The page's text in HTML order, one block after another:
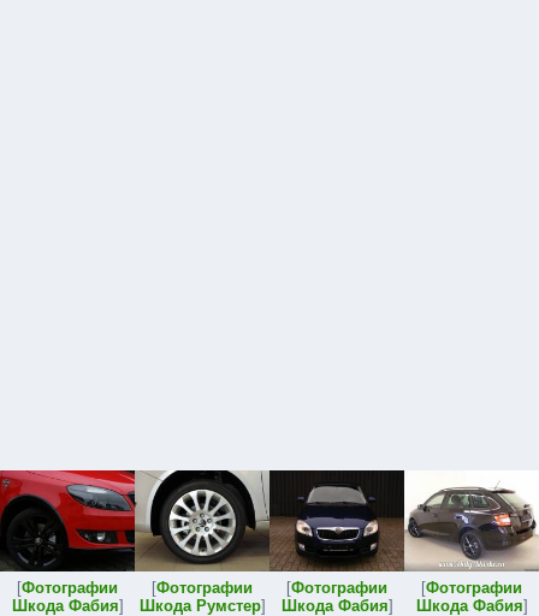
[Фотографии
Шкода Фабия]
[Фотографии
Шкода Румстер]
[Фотографии
Шкода Фабия]
[Фотографии
Шкода Фабия]